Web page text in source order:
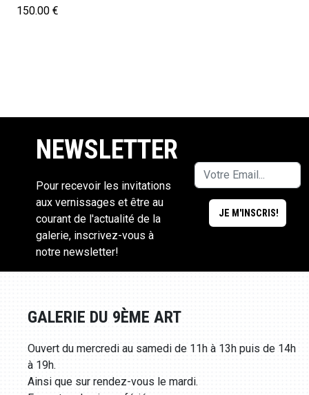
150.00 €
NEWSLETTER
Pour recevoir les invitations
aux vernissages et être au
courant de l'actualité de la
galerie, inscrivez-vous à
notre newsletter!
GALERIE DU 9ÈME ART
Ouvert du mercredi au samedi de 11h à 13h puis de 14h
à 19h.
Ainsi que sur rendez-vous le mardi.